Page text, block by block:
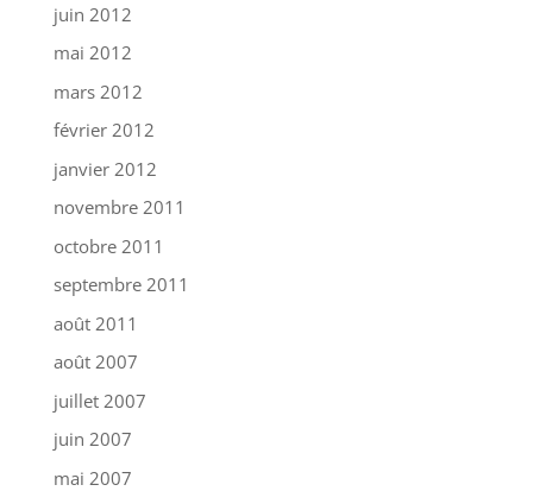
juin 2012
mai 2012
mars 2012
février 2012
janvier 2012
novembre 2011
octobre 2011
septembre 2011
août 2011
août 2007
juillet 2007
juin 2007
mai 2007